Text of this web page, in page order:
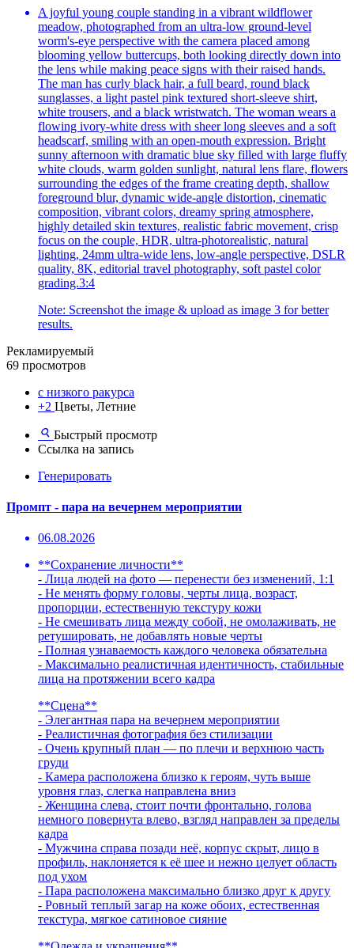
A joyful young couple standing in a vibrant wildflower
meadow, photographed from an ultra-low ground-level
worm's-eye perspective with the camera placed among
blooming yellow buttercups, both looking directly down into
the lens while making peace signs with their raised hands.
The man has curly black hair, a full beard, round black
sunglasses, a light pastel pink textured short-sleeve shirt,
white trousers, and a black wristwatch. The woman wears a
flowing ivory-white dress with sheer long sleeves and a soft
headscarf, smiling with an open-mouth expression. Bright
sunny afternoon with dramatic blue sky filled with large fluffy
white clouds, warm golden sunlight, natural lens flare, flowers
surrounding the edges of the frame creating depth, shallow
foreground blur, dynamic wide-angle distortion, cinematic
composition, vibrant colors, dreamy spring atmosphere,
highly detailed skin textures, realistic fabric movement, crisp
focus on the couple, HDR, ultra-photorealistic, natural
lighting, 24mm ultra-wide lens, low-angle perspective, DSLR
quality, 8K, editorial travel photography, soft pastel color
grading.3:4
Note: Screenshot the image & upload as image 3 for better
results.
Рекламируемый
69 просмотров
с низкого ракурса
+2 Цветы, Летние
Быстрый просмотр
Ссылка на запись
Генерировать
Промпт - пара на вечернем мероприятии
06.08.2026
**Сохранение личности**
- Лица людей на фото — перенести без изменений, 1:1
- Не менять форму головы, черты лица, возраст,
пропорции, естественную текстуру кожи
- Не смешивать лица между собой, не омолаживать, не
ретушировать, не добавлять новые черты
- Полная узнаваемость каждого человека обязательна
- Максимально реалистичная идентичность, стабильные
лица на протяжении всего кадра
**Сцена**
- Элегантная пара на вечернем мероприятии
- Реалистичная фотография без стилизации
- Очень крупный план — по плечи и верхнюю часть
груди
- Камера расположена близко к героям, чуть выше
уровня глаз, слегка направлена вниз
- Женщина слева, стоит почти фронтально, голова
немного повернута влево, взгляд направлен за пределы
кадра
- Мужчина справа позади неё, корпус скрыт, лицо в
профиль, наклоняется к её шее и нежно целует область
под ухом
- Пара расположена максимально близко друг к другу
- Ровный теплый загар на коже обоих, естественная
текстура, мягкое сатиновое сияние